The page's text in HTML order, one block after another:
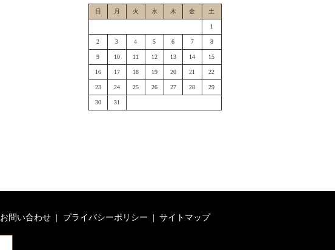
日 月 火 水 木 金 土
1
2 3 4 5 6 7 8
9 10 11 12 13 14 15
16 17 18 19 20 21 22
23 24 25 26 27 28 29
30 31
お問い合わせ プライバシーポリシー サイトマップ